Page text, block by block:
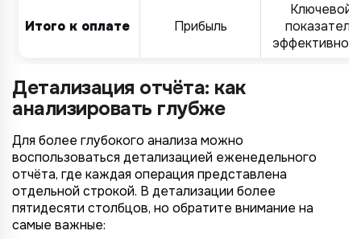
Итого к оплате Прибыль
Ключевой
показатель
Детализация отчёта: как
анализировать глубже
Для более глубокого анализа можно
воспользоваться детализацией еженедельного
отчёта, где каждая операция представлена
отдельной строкой. В детализации более
пятидесяти столбцов, но обратите внимание на
самые важные: